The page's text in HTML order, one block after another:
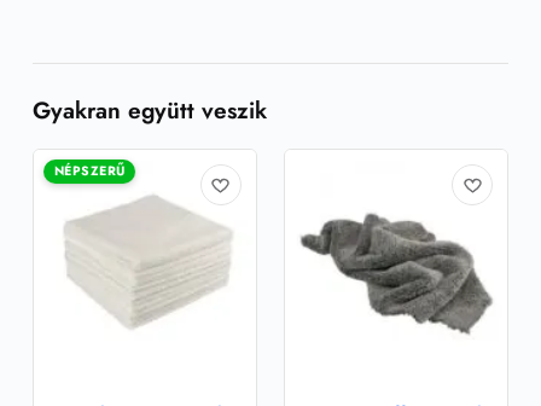
Gyakran együtt veszik
NÉPSZERŰ